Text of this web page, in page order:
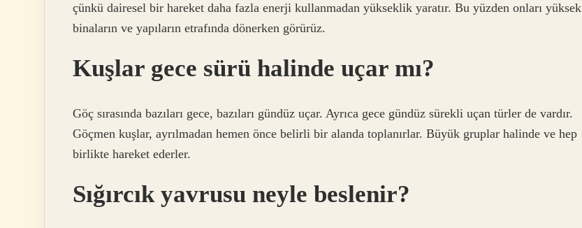
çünkü dairesel bir hareket daha fazla enerji kullanmadan yükseklik yaratır. Bu yüzden onları yüksek
binaların ve yapıların etrafında dönerken görürüz.
Kuşlar gece sürü halinde uçar mı?
Göç sırasında bazıları gece, bazıları gündüz uçar. Ayrıca gece gündüz sürekli uçan türler de vardır.
Göçmen kuşlar, ayrılmadan hemen önce belirli bir alanda toplanırlar. Büyük gruplar halinde ve hep
birlikte hareket ederler.
Sığırcık yavrusu neyle beslenir?